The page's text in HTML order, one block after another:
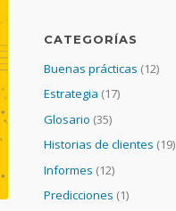
CATEGORÍAS
Buenas prácticas (12)
Estrategia (17)
Glosario (35)
Historias de clientes (19)
Informes (12)
Predicciones (1)